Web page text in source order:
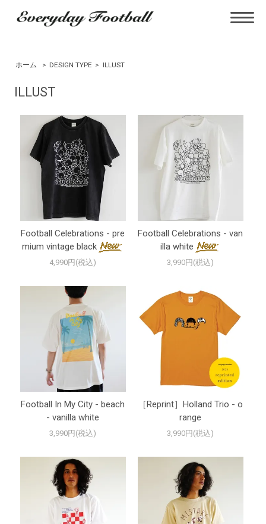
ホーム > DESIGN TYPE > ILLUST
ILLUST
Football Celebrations - pre
mium vintage black
4,990円(税込)
Football Celebrations - van
illa white
3,990円(税込)
Football In My City - beach
- vanilla white
3,990円(税込)
［Reprint］Holland Trio - o
range
3,990円(税込)